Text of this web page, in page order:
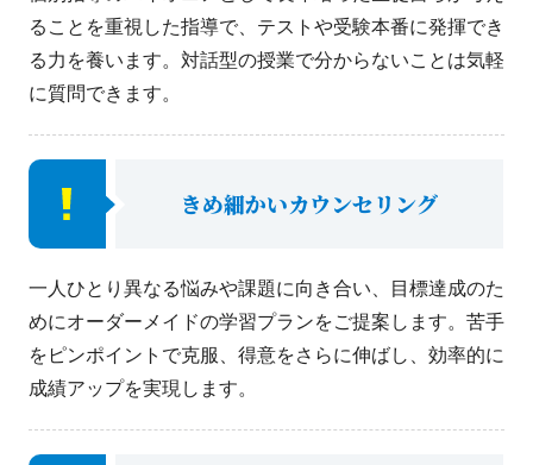
ることを重視した指導で、テストや受験本番に発揮でき
る力を養います。対話型の授業で分からないことは気軽
に質問できます。
きめ細かいカウンセリング
一人ひとり異なる悩みや課題に向き合い、目標達成のた
めにオーダーメイドの学習プランをご提案します。苦手
をピンポイントで克服、得意をさらに伸ばし、効率的に
成績アップを実現します。